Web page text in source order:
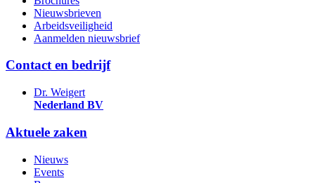
Nieuwsbrieven
Arbeidsveiligheid
Aanmelden nieuwsbrief
Contact en bedrijf
Dr. Weigert
Nederland BV
Aktuele zaken
Nieuws
Events